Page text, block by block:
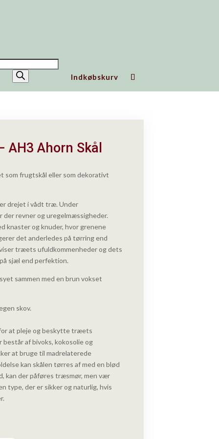
Indkøbskurv
AH3 Ahorn Skål
som frugtskål eller som dekorativt
drejet i vådt træ. Under
revner og uregelmæssigheder.
knaster og knuder, hvor grenene
det anderledes på tørring end
træets ufuldkommenheder og dets
sjæl end perfektion.
sammen med en brun vokset
skov.
at pleje og beskytte træets
af bivoks, kokosolie og
at bruge til madrelaterede
kan skålen tørres af med en blød
kan der påføres træsmør, men vær
type, der er sikker og naturlig, hvis